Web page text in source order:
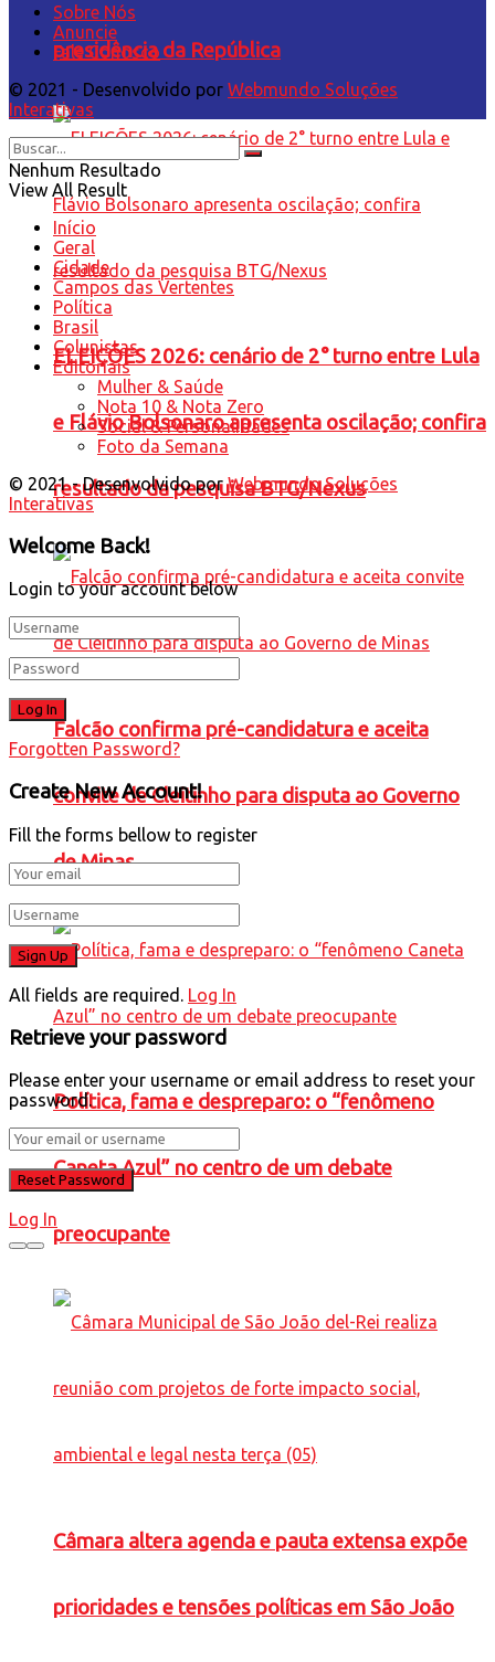
presidência da República
ELEIÇÕES 2026: cenário de 2° turno entre Lula
e Flávio Bolsonaro apresenta oscilação; confira
resultado da pesquisa BTG/Nexus
Falcão confirma pré-candidatura e aceita
convite de Cleitinho para disputa ao Governo
de Minas
Política, fama e despreparo: o “fenômeno
Caneta Azul” no centro de um debate
preocupante
Câmara altera agenda e pauta extensa expõe
prioridades e tensões políticas em São João
Sobre Nós
Anuncie
Fale Conosco
© 2021 - Desenvolvido por Webmundo Soluções
Interativas
Nenhum Resultado
View All Result
Início
Geral
Cidade
Campos das Vertentes
Política
Brasil
Colunistas
Editoriais
Mulher & Saúde
Nota 10 & Nota Zero
Social & Personalidades
Foto da Semana
© 2021 - Desenvolvido porWebmundo Soluções
Interativas
Welcome Back!
Login to your account below
Forgotten Password?
Create New Account!
Fill the forms bellow to register
All fields are required. Log In
Retrieve your password
Please enter your username or email address to reset your
password.
Log In